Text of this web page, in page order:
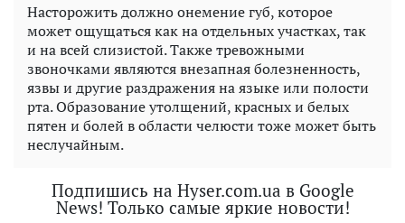
Насторожить должно онемение губ, которое
может ощущаться как на отдельных участках, так
и на всей слизистой. Также тревожными
звоночками являются внезапная болезненность,
язвы и другие раздражения на языке или полости
рта. Образование утолщений, красных и белых
пятен и болей в области челюсти тоже может быть
неслучайным.
Подпишись на Hyser.com.ua в Google
News! Только самые яркие новости!